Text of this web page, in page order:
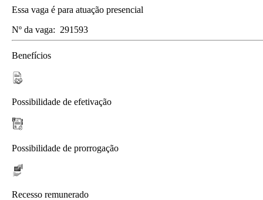
Essa vaga é para atuação presencial
Nº da vaga: 291593
Benefícios
Possibilidade de efetivação
Possibilidade de prorrogação
Recesso remunerado